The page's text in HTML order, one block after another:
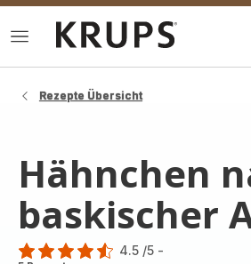
Das
Rezepte Übersicht
Hähnchen
baskischer
4.5 /5 -